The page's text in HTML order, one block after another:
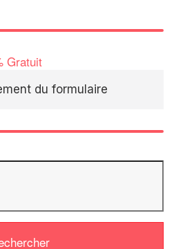
Gratuit
du formulaire